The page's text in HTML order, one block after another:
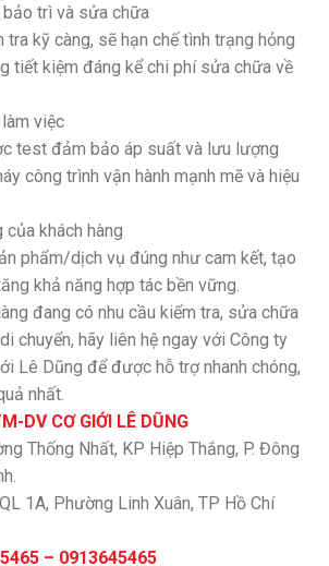
trì và sửa chữa
kỹ càng, sẽ hạn chế tình trạng hỏng
tiết kiệm đáng kể chi phí sửa chữa về
việc
test đảm bảo áp suất và lưu lượng
công trình vận hành mạnh mẽ và hiệu
khách hàng
phẩm/dịch vụ đúng như cam kết, tạo
khả năng hợp tác bền vững.
đang có nhu cầu kiểm tra, sửa chữa
chuyển, hãy liên hệ ngay với Công ty
Lê Dũng để được hỗ trợ nhanh chóng,
nhất.
DV CƠ GIỚI LÊ DŨNG
Thống Nhất, KP Hiệp Thắng, P. Đông
1A, Phường Linh Xuân, TP Hồ Chí
– 0913645465